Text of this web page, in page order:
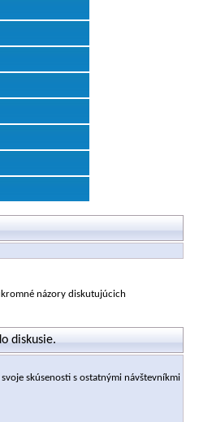
názory diskutujúcich
diskusie.
skúsenosti s ostatnými návštevníkmi